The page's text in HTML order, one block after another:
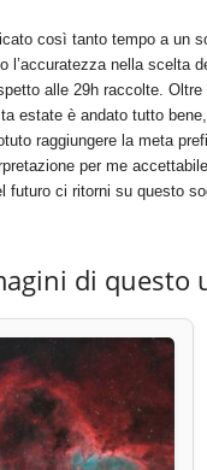
così tanto tempo a un
l’accuratezza nella scelta
alle 29h raccolte.
estate è andato tutto
raggiungere la meta
per me
futuro ci ritorni su questo
di questo